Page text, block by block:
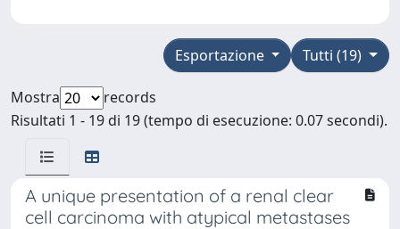
Tutti (19)
Esportazione
Mostra
records
Risultati 1 - 19 di 19 (tempo di esecuzione: 0.07 secondi).
A unique presentation of a renal clear
cell carcinoma with atypical metastases